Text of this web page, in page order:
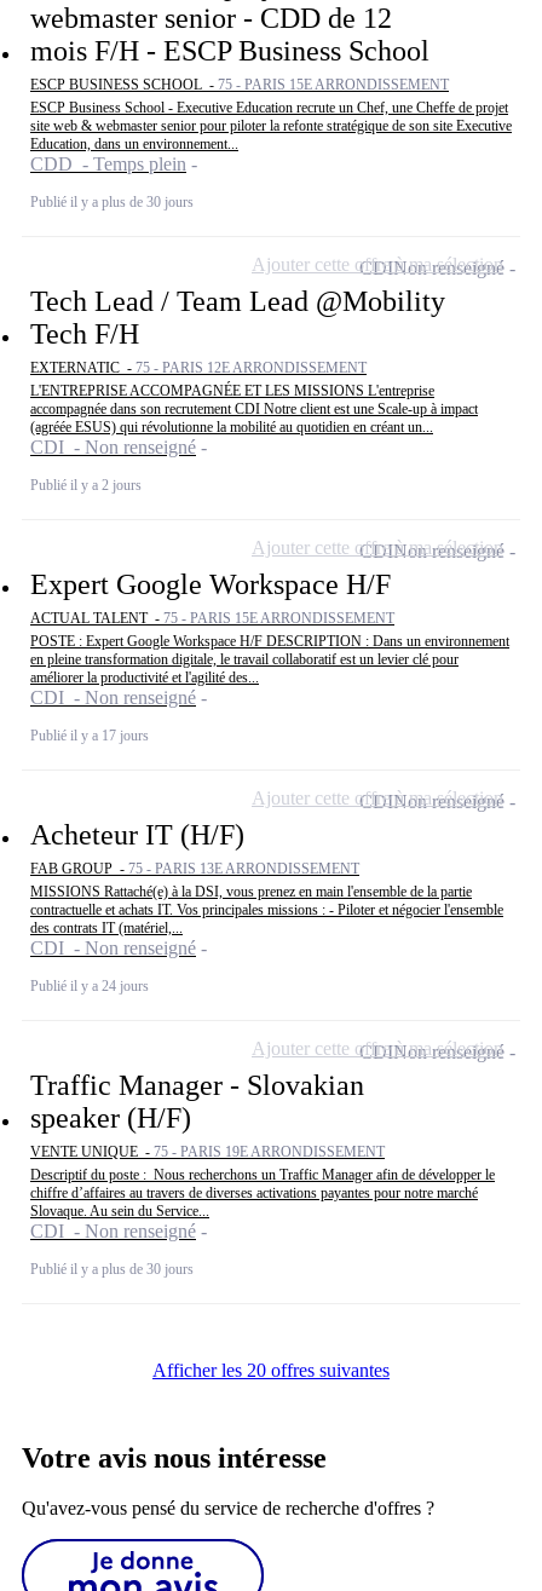
webmaster senior - CDD de 12
mois F/H - ESCP Business School
ESCP BUSINESS SCHOOL - 75 - PARIS 15E ARRONDISSEMENT
ESCP Business School - Executive Education recrute un Chef, une Cheffe de projet
site web & webmaster senior pour piloter la refonte stratégique de son site Executive
Education, dans un environnement...
CDD - Temps plein
Publié il y a plus de 30 jours
Tech Lead / Team Lead @Mobility
Tech F/H
EXTERNATIC - 75 - PARIS 12E ARRONDISSEMENT
L'ENTREPRISE ACCOMPAGNÉE ET LES MISSIONS L'entreprise
accompagnée dans son recrutement CDI Notre client est une Scale-up à impact
(agréée ESUS) qui révolutionne la mobilité au quotidien en créant un...
CDI - Non renseigné
Publié il y a 2 jours
CDINon renseigné
Ajouter cette offre à ma sélection
Expert Google Workspace H/F
ACTUAL TALENT - 75 - PARIS 15E ARRONDISSEMENT
POSTE : Expert Google Workspace H/F DESCRIPTION : Dans un environnement
en pleine transformation digitale, le travail collaboratif est un levier clé pour
améliorer la productivité et l'agilité des...
CDI - Non renseigné
Publié il y a 17 jours
CDINon renseigné
Ajouter cette offre à ma sélection
Acheteur IT (H/F)
FAB GROUP - 75 - PARIS 13E ARRONDISSEMENT
MISSIONS Rattaché(e) à la DSI, vous prenez en main l'ensemble de la partie
contractuelle et achats IT. Vos principales missions : - Piloter et négocier l'ensemble
des contrats IT (matériel,...
CDI - Non renseigné
Publié il y a 24 jours
CDINon renseigné
Ajouter cette offre à ma sélection
Traffic Manager - Slovakian
speaker (H/F)
VENTE UNIQUE - 75 - PARIS 19E ARRONDISSEMENT
Descriptif du poste : Nous recherchons un Traffic Manager afin de développer le
chiffre d’affaires au travers de diverses activations payantes pour notre marché
Slovaque. Au sein du Service...
CDI - Non renseigné
Publié il y a plus de 30 jours
CDINon renseigné
Ajouter cette offre à ma sélection
Afficher les 20 offres suivantes
Votre avis nous intéresse
Qu'avez-vous pensé du service de recherche d'offres ?